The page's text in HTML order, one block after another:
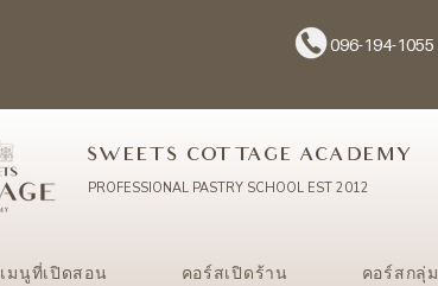
096-194-1055
SWEETS COTTAGE ACADEMY
PROFESSIONAL PASTRY SCHOOL EST 2012
เมนูที่เปิดสอน คอร์สเปิดร้าน คอร์สกลุ่ม